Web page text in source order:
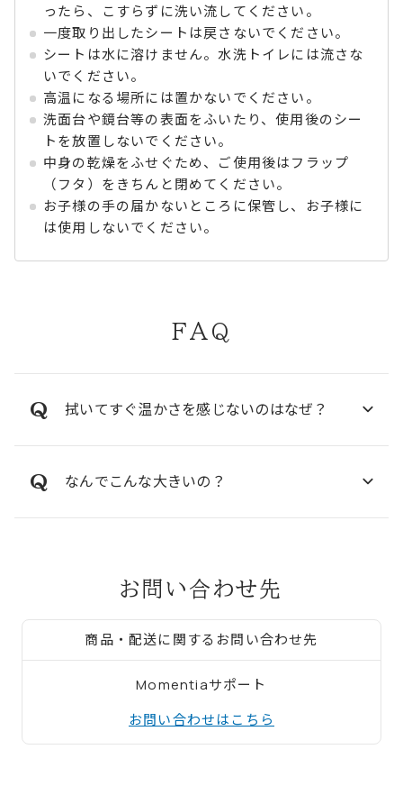
ったら、こすらずに洗い流してください。
一度取り出したシートは戻さないでください。
シートは水に溶けません。水洗トイレには流さな
いでください。
高温になる場所には置かないでください。
洗面台や鏡台等の表面をふいたり、使用後のシー
トを放置しないでください。
中身の乾燥をふせぐため、ご使用後はフラップ
（フタ）をきちんと閉めてください。
お子様の手の届かないところに保管し、お子様に
は使用しないでください。
FAQ
拭いてすぐ温かさを感じないのはなぜ？
なんでこんな大きいの？
お問い合わせ先
商品・配送に関するお問い合わせ先
Momentiaサポート
お問い合わせはこちら